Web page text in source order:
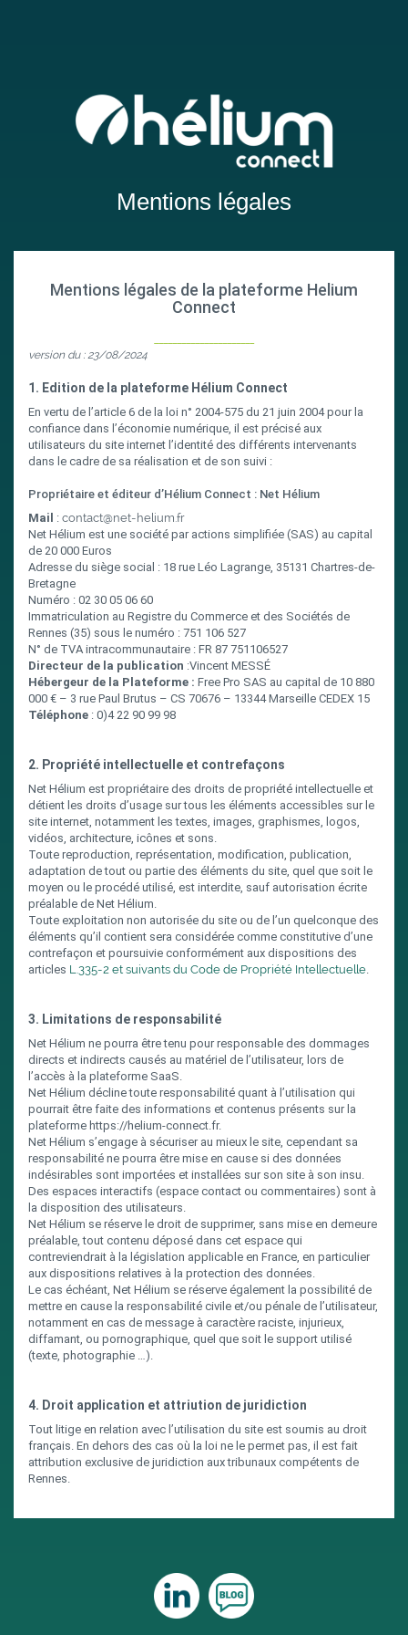
Mentions légales
Mentions légales de la plateforme Helium
Connect
version du : 23/08/2024
1. Edition de la plateforme Hélium Connect
En vertu de l’article 6 de la loi n° 2004-575 du 21 juin 2004 pour la
confiance dans l’économie numérique, il est précisé aux
utilisateurs du site internet l’identité des différents intervenants
dans le cadre de sa réalisation et de son suivi :
Propriétaire et éditeur d’Hélium Connect : Net Hélium
Mail : contact@net-helium.fr
Net Hélium est une société par actions simplifiée (SAS) au capital
de 20 000 Euros
Adresse du siège social : 18 rue Léo Lagrange, 35131 Chartres-de-
Bretagne
Numéro : 02 30 05 06 60
Immatriculation au Registre du Commerce et des Sociétés de
Rennes (35) sous le numéro : 751 106 527
N° de TVA intracommunautaire : FR 87 751106527
Directeur de la publication :Vincent MESSÉ
Hébergeur de la Plateforme : Free Pro SAS au capital de 10 880
000 € – 3 rue Paul Brutus – CS 70676 – 13344 Marseille CEDEX 15
Téléphone : 0)4 22 90 99 98
2. Propriété intellectuelle et contrefaçons
Net Hélium est propriétaire des droits de propriété intellectuelle et
détient les droits d’usage sur tous les éléments accessibles sur le
site internet, notamment les textes, images, graphismes, logos,
vidéos, architecture, icônes et sons.
Toute reproduction, représentation, modification, publication,
adaptation de tout ou partie des éléments du site, quel que soit le
moyen ou le procédé utilisé, est interdite, sauf autorisation écrite
préalable de Net Hélium.
Toute exploitation non autorisée du site ou de l’un quelconque des
éléments qu’il contient sera considérée comme constitutive d’une
contrefaçon et poursuivie conformément aux dispositions des
articles L.335-2 et suivants du Code de Propriété Intellectuelle.
3. Limitations de responsabilité
Net Hélium ne pourra être tenu pour responsable des dommages
directs et indirects causés au matériel de l’utilisateur, lors de
l’accès à la plateforme SaaS.
Net Hélium décline toute responsabilité quant à l’utilisation qui
pourrait être faite des informations et contenus présents sur la
plateforme https://helium-connect.fr.
Net Hélium s’engage à sécuriser au mieux le site, cependant sa
responsabilité ne pourra être mise en cause si des données
indésirables sont importées et installées sur son site à son insu.
Des espaces interactifs (espace contact ou commentaires) sont à
la disposition des utilisateurs.
Net Hélium se réserve le droit de supprimer, sans mise en demeure
préalable, tout contenu déposé dans cet espace qui
contreviendrait à la législation applicable en France, en particulier
aux dispositions relatives à la protection des données.
Le cas échéant, Net Hélium se réserve également la possibilité de
mettre en cause la responsabilité civile et/ou pénale de l’utilisateur,
notamment en cas de message à caractère raciste, injurieux,
diffamant, ou pornographique, quel que soit le support utilisé
(texte, photographie …).
4. Droit application et attriution de juridiction
Tout litige en relation avec l’utilisation du site est soumis au droit
français. En dehors des cas où la loi ne le permet pas, il est fait
attribution exclusive de juridiction aux tribunaux compétents de
Rennes.